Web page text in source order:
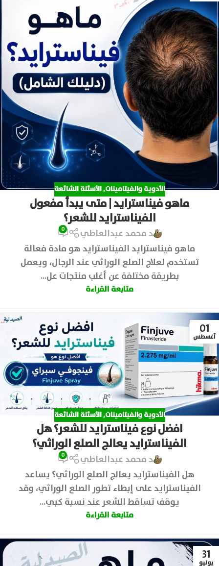
الأدوية والفيتامينات,الأسئلة الشائعة
ماهو فيناسترايد | متى يبدأ مفعول
الفيناسترايد للشعر؟
د محمد عبدالعاطي 0
ماهو فيناسترايد الفيناسترايد هو مادة فعالة
تستخدم لعلاج الصلع الوراثي عند الرجال، ويعمل
بطريقة مختلفة عن أغلب منتجات عل...
متابعة القراءة
01
أغسطس
الأدوية والفيتامينات,الأسئلة الشائعة
افضل نوع فيناسترايد للشعر؟ هل
الفيناسترايد يعالج الصلع الوراثي؟
د محمد عبدالعاطي 0
هل الفيناسترايد يعالج الصلع الوراثي؟ يساعد
الفيناسترايد على إبطاء تطور الصلع الوراثي، وقد
يوقف تساقط الشعر عند نسبة كبي...
متابعة القراءة
31
يوليو